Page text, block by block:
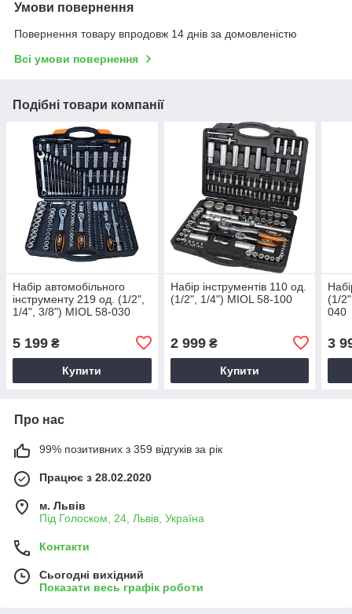
Умови повернення
Повернення товару впродовж 14 днів за домовленістю
Всі умови повернення
Подібні товари компанії
Набір автомобільного
інструменту 219 од. (1/2",
1/4", 3/8") MIOL 58-030
5 199 ₴
Купити
Набір інструментів 110 од.
(1/2", 1/4") MIOL 58-100
2 999₴
Купити
(1/
040
3
Про нас
99% позитивних з 359 відгуків за рік
Працює з 28.02.2020
м. Львів
Під Голоском, 24, Львів, Україна
Контакти
Сьогодні вихідний
Показати весь графік роботи